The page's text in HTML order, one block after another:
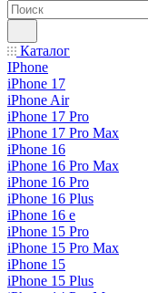
Каталог
IPhone
iPhone 17
iPhone Air
iPhone 17 Pro
iPhone 17 Pro Max
iPhone 16
iPhone 16 Pro Max
iPhone 16 Pro
iPhone 16 Plus
iPhone 16 e
iPhone 15 Pro
iPhone 15 Pro Max
iPhone 15
iPhone 15 Plus